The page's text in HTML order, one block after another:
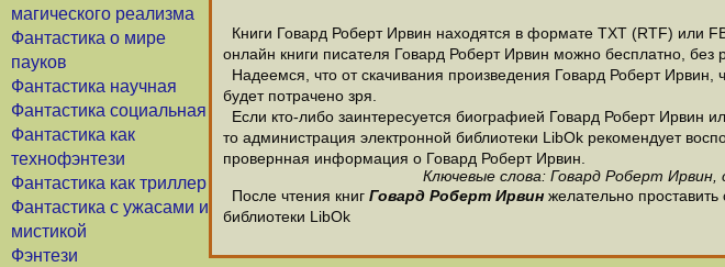
магического реализма
Фантастика о мире
пауков
Фантастика научная
Фантастика социальная
Фантастика как
технофэнтези
Фантастика как триллер
Фантастика с ужасами и
мистикой
Фэнтези
Книги Говард Роберт Ирвин находятся в формате ТХТ (RTF) или
онлайн книги писателя Говард Роберт Ирвин можно бесплатно, без
Надеемся, что от скачивания произведения Говард Роберт Ирвин,
будет потрачено зря.
Если кто-либо заинтересуется биографией Говард Роберт Ирвин
то администрация электронной библиотеки LibOk рекомендует
провернная информация о Говард Роберт Ирвин.
Ключевые слова: Говард Роберт
После чтения книг Говард Роберт Ирвин желательно
библиотеки LibOk